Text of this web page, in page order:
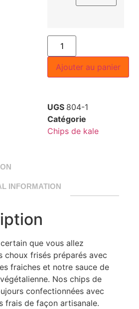
Ajouter au panier
UGS 804-1
Catégorie
Chips de kale
INFORMATION
certain que vous allez
choux frisés préparés avec
fraiches et notre sauce de
Nos chips de
confectionnées avec
frais de façon artisanale.